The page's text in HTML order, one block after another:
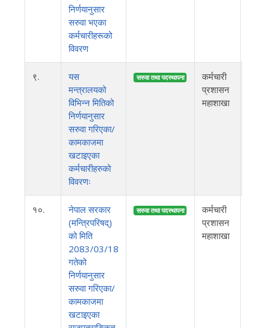
निर्णयानुसार
सरुवा भएका
कर्मचारीहरूको
विवरण
९.
यस
मन्त्रालयको
विभिन्न मितिको
निर्णयानुसार
सरुवा गरिएका/
कामकाजमा
खटाइएका
कर्मचारीहरुको
विवरणः
सरुवा तथा पदस्थापना
कर्मचारी
प्रशासन
महाशाखा
१०.
नेपाल सरकार
(मन्त्रिपरिषद्)
को मिति
2083/03/18
गतेको
निर्णयानुसार
सरुवा गरिएका/
कामकाजमा
खटाइएका
सरुवा तथा पदस्थापना
कर्मचारी
प्रशासन
महाशाखा